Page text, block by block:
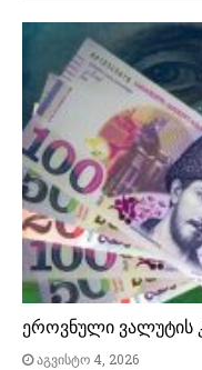
ეროვნული ვალუტის
აგვისტო 4, 2026